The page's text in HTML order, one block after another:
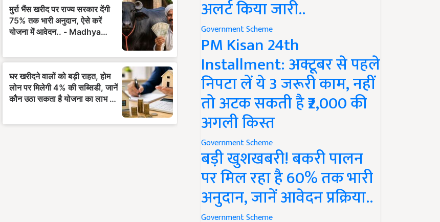
अलर्ट किया जारी..
Government Scheme
PM Kisan 24th
Installment: अक्टूबर से पहले
निपटा लें ये 3 जरूरी काम, नहीं
तो अटक सकती है ₹2,000 की
अगली किस्त
Government Scheme
बड़ी खुशखबरी! बकरी पालन
पर मिल रहा है 60% तक भारी
अनुदान, जानें आवेदन प्रक्रिया..
Government Scheme